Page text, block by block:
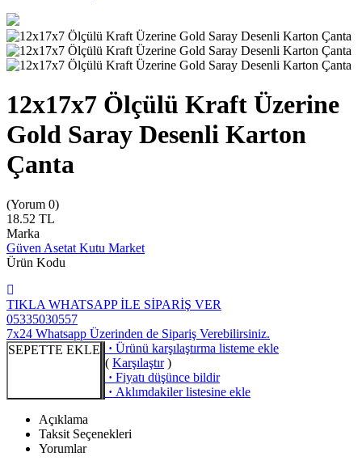
12x17x7 Ölçülü Kraft Üzerine
Gold Saray Desenli Karton
Çanta
(Yorum 0)
18.52 TL
Marka
Güven Asetat Kutu Market
Ürün Kodu
TIKLA WHATSAPP İLE SİPARİŞ VER
05335030557
7x24 Whatsapp Üzerinden de Sipariş Verebilirsiniz.
SEPETTE EKLE
· Ürünü karşılaştırma listeme ekle
( Karşılaştır)
· Fiyatı düşünce bildir
· Aklımdakiler listesine ekle
Açıklama
Taksit Seçenekleri
Yorumlar